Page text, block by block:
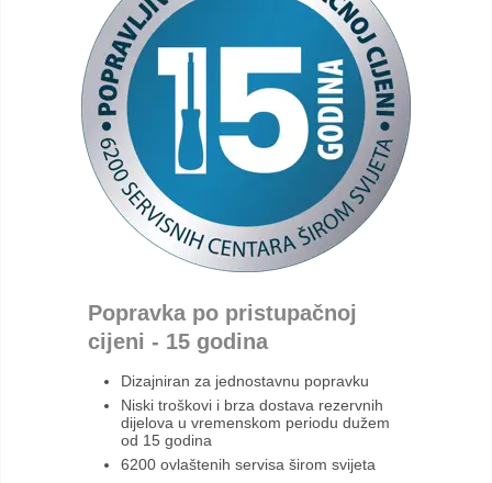
Popravka po pristupačnoj
cijeni - 15 godina
Dizajniran za jednostavnu popravku
Niski troškovi i brza dostava rezervnih
dijelova u vremenskom periodu dužem
od 15 godina
6200 ovlaštenih servisa širom svijeta